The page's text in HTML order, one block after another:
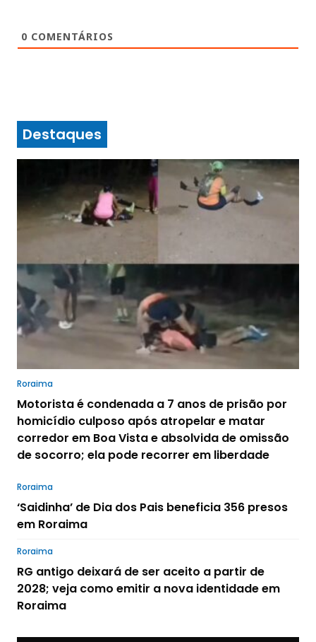
0 COMENTÁRIOS
Destaques
Roraima
Motorista é condenada a 7 anos de prisão por
homicídio culposo após atropelar e matar
corredor em Boa Vista e absolvida de omissão
de socorro; ela pode recorrer em liberdade
Roraima
‘Saidinha’ de Dia dos Pais beneficia 356 presos
em Roraima
Roraima
RG antigo deixará de ser aceito a partir de
2028; veja como emitir a nova identidade em
Roraima